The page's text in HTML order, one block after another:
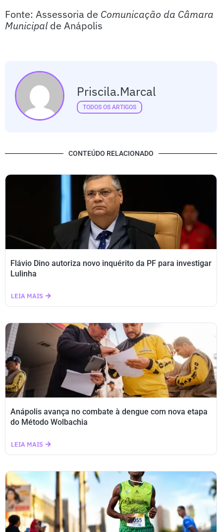
Fonte: Assessoria de Comunicação da Câmara
Municipalde Anápolis
Priscila.marcal
TODOS OS ARTIGOS
CONTEÚDO RELACIONADO
Flávio Dino autoriza novo inquérito da PF para investigar
Lulinha
LEIA MAIS
Anápolis avança no combate à dengue com nova etapa
do Método Wolbachia
LEIA MAIS